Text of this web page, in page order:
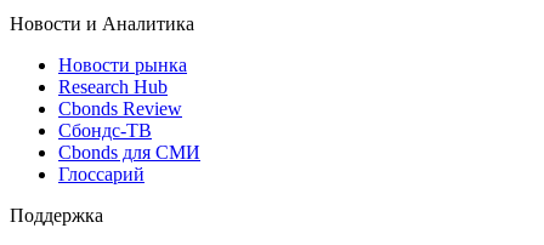
Новости и Аналитика
Новости рынка
Research Hub
Cbonds Review
Сбондс-ТВ
Cbonds для СМИ
Глоссарий
Поддержка